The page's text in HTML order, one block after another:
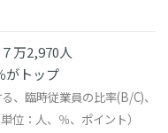
万2,970人
がトップ
、臨時従業員の比率(B/C)、
位：人、％、ポイント）